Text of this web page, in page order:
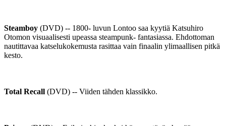
Steamboy (DVD) -- 1800- luvun Lontoo saa kyytiä Katsuhiro
Otomon visuaalisesti upeassa steampunk- fantasiassa. Ehdottoman
nautittavaa katselukokemusta rasittaa vain finaalin ylimaallisen pitkä
kesto.
Total Recall (DVD) -- Viiden tähden klassikko.